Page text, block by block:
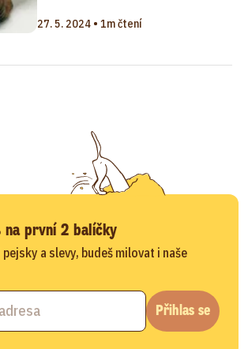
27. 5. 2024 • 1m čtení
první 2 balíčky
a slevy, budeš milovat i naše
Přihlas se